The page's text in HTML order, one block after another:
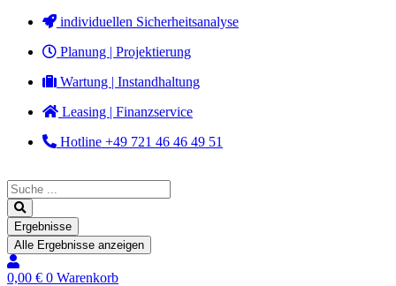
Zum
springen
individuellen Sicherheitsanalyse
Planung | Projektierung
Wartung | Instandhaltung
Leasing | Finanzservice
Hotline +49 721 46 46 49 51
Search
...
Ergebnisse
Alle Ergebnisse anzeigen
0,00 € 0 Warenkorb